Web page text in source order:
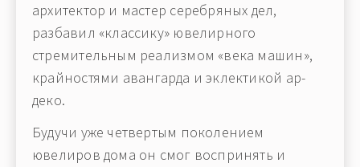
архитектор и мастер серебряных дел,
разбавил «классику» ювелирного
стремительным реализмом «века машин»,
крайностями авангарда и эклектикой ар-
деко.
Будучи уже четвертым поколением
ювелиров дома он смог воспринять и